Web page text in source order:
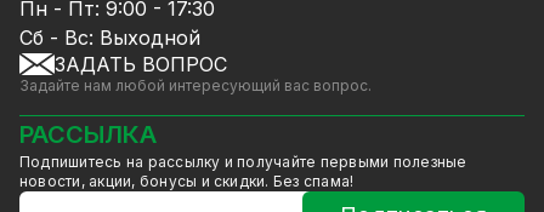
Аксессуары
Акции
Уцененный товар
GreenVision скидки
Мерч от GreenVision
Товары для дома
Товары снятые с производства
Услуги
Калькулятор расчёта объёма HDD
Пн - Пт: 9:00 - 17:30
Сб - Вс: Выходной
ЗАДАТЬ ВОПРОС
Задайте нам любой интересующий вас вопрос.
РАССЫЛКА
Подпишитесь на рассылку и получайте первыми полезные
новости, акции, бонусы и скидки. Без спама!